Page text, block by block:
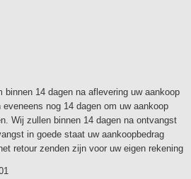
14 dagen na aflevering uw aankoop
nog 14 dagen om uw aankoop
Wij zullen binnen 14 dagen na ontvangst
in goede staat uw aankoopbedrag
retour zenden zijn voor uw eigen rekening